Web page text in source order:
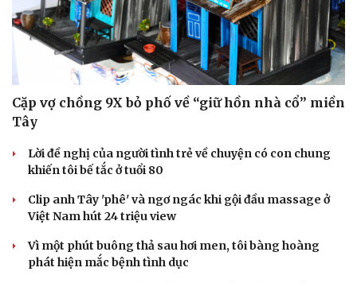
Cặp vợ chồng 9X bỏ phố về “giữ hồn nhà cổ” miền
Tây
Lời đề nghị của người tình trẻ về chuyện có con chung
khiến tôi bế tắc ở tuổi 80
Clip anh Tây 'phê' và ngơ ngác khi gội đầu massage ở
Việt Nam hút 24 triệu view
Vì một phút buông thả sau hơi men, tôi bàng hoàng
phát hiện mắc bệnh tình dục